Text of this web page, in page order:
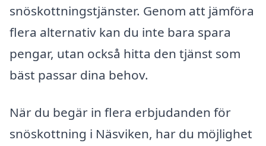
snöskottningstjänster. Genom att jämföra
flera alternativ kan du inte bara spara
pengar, utan också hitta den tjänst som
bäst passar dina behov.
När du begär in flera erbjudanden för
snöskottning i Näsviken, har du möjlighet